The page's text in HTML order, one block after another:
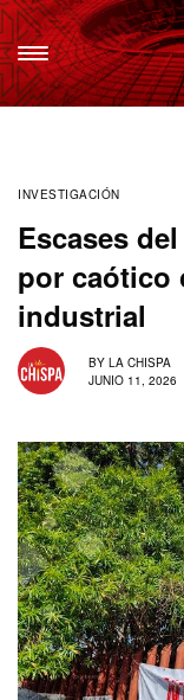
INVESTIGACIÓN
Escases
por caótico
industrial
BY LA CHISPA
JUNIO 11, 2026